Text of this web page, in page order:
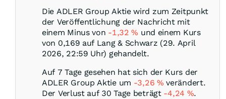
Die ADLER Group Aktie wird zum Zeitpunkt
der Veröffentlichung der Nachricht mit
einem Minus von -1,32% und einem Kurs
von 0,169 auf Lang & Schwarz (29. April
2026, 22:59 Uhr) gehandelt.
Auf 7 Tage gesehen hat sich der Kurs der
ADLER Group Aktie um -3,26 % verändert.
Der Verlust auf 30 Tage beträgt -4,24 %.